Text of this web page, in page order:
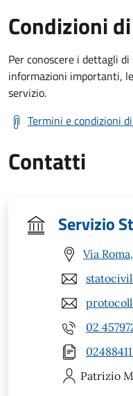
Condizioni
Per conoscere i dettagli
informazioni importanti,
servizio.
Termini e condizioni
Contatti
Servizio
Via
02
Patrizio